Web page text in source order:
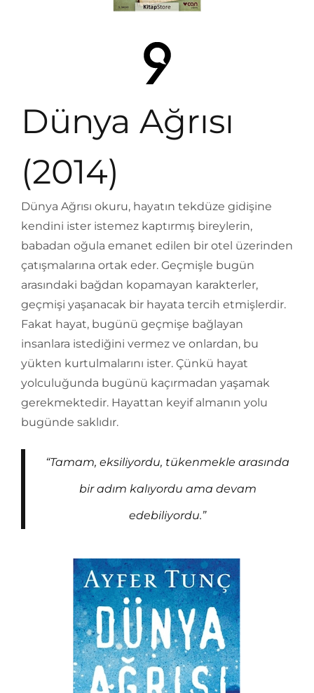
Dünya Ağrısı
(2014)
Dünya Ağrısı okuru, hayatın tekdüze gidişine
kendini ister istemez kaptırmış bireylerin,
babadan oğula emanet edilen bir otel üzerinden
çatışmalarına ortak eder. Geçmişle bugün
arasındaki bağdan kopamayan karakterler,
geçmişi yaşanacak bir hayata tercih etmişlerdir.
Fakat hayat, bugünü geçmişe bağlayan
insanlara istediğini vermez ve onlardan, bu
yükten kurtulmalarını ister. Çünkü hayat
yolculuğunda bugünü kaçırmadan yaşamak
gerekmektedir. Hayattan keyif almanın yolu
bugünde saklıdır.
“Tamam, eksiliyordu, tükenmekle arasında
bir adım kalıyordu ama devam
edebiliyordu.”